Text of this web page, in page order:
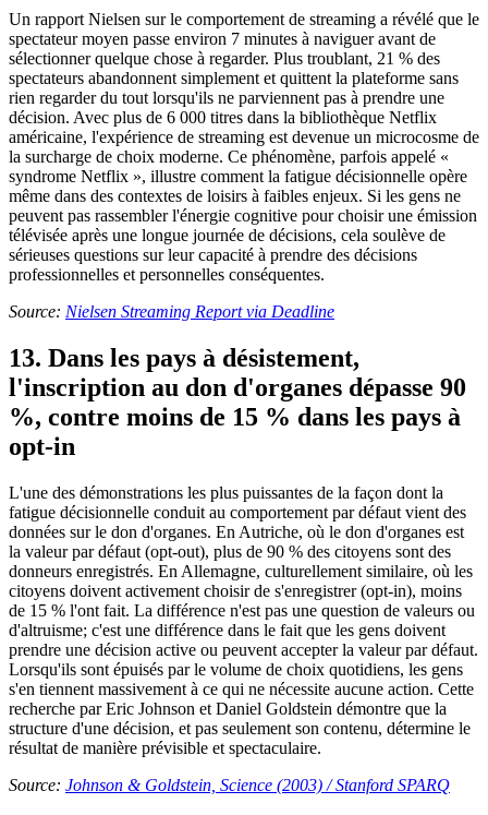
Un rapport Nielsen sur le comportement de streaming a révélé que le
spectateur moyen passe environ 7 minutes à naviguer avant de
sélectionner quelque chose à regarder. Plus troublant, 21 % des
spectateurs abandonnent simplement et quittent la plateforme sans
rien regarder du tout lorsqu'ils ne parviennent pas à prendre une
décision. Avec plus de 6 000 titres dans la bibliothèque Netflix
américaine, l'expérience de streaming est devenue un microcosme de
la surcharge de choix moderne. Ce phénomène, parfois appelé «
syndrome Netflix », illustre comment la fatigue décisionnelle opère
même dans des contextes de loisirs à faibles enjeux. Si les gens ne
peuvent pas rassembler l'énergie cognitive pour choisir une émission
télévisée après une longue journée de décisions, cela soulève de
sérieuses questions sur leur capacité à prendre des décisions
professionnelles et personnelles conséquentes.
Source: Nielsen Streaming Report via Deadline
13. Dans les pays à désistement,
l'inscription au don d'organes dépasse 90
%, contre moins de 15 % dans les pays à
opt-in
L'une des démonstrations les plus puissantes de la façon dont la
fatigue décisionnelle conduit au comportement par défaut vient des
données sur le don d'organes. En Autriche, où le don d'organes est
la valeur par défaut (opt-out), plus de 90 % des citoyens sont des
donneurs enregistrés. En Allemagne, culturellement similaire, où les
citoyens doivent activement choisir de s'enregistrer (opt-in), moins
de 15 % l'ont fait. La différence n'est pas une question de valeurs ou
d'altruisme; c'est une différence dans le fait que les gens doivent
prendre une décision active ou peuvent accepter la valeur par défaut.
Lorsqu'ils sont épuisés par le volume de choix quotidiens, les gens
s'en tiennent massivement à ce qui ne nécessite aucune action. Cette
recherche par Eric Johnson et Daniel Goldstein démontre que la
structure d'une décision, et pas seulement son contenu, détermine le
résultat de manière prévisible et spectaculaire.
Source: Johnson & Goldstein, Science (2003) / Stanford SPARQ